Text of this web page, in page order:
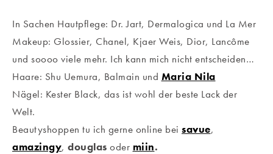
In Sachen Hautpflege: Dr. Jart, Dermalogica und La Mer
Makeup: Glossier, Chanel, Kjaer Weis, Dior, Lancôme
und soooo viele mehr. Ich kann mich nicht entscheiden…
Haare: Shu Uemura, Balmain und Maria Nila
Nägel: Kester Black, das ist wohl der beste Lack der
Welt.
Beautyshoppen tu ich gerne online bei savue,
amazingy, douglas oder miin.